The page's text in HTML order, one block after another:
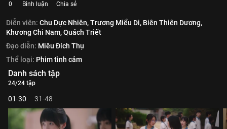
0 Bình luận Chia sẻ
Diễn viên: Chu Dực Nhiên,Trương Miểu Di, Biên Thiên Dương,
Khương Chi Nam,Quách Triết
Đạo diễn: Miêu Đích Thụ
Thể loại: Phim tình cảm
Danh sách tập
24/24 tập
01-30 31-48